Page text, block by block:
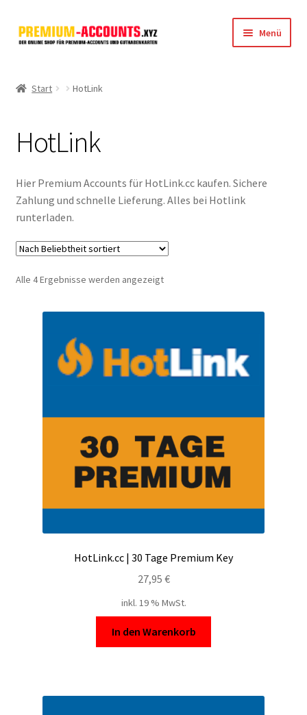
Zur
Navigation
Zum
Inhalt
Menü
FileJoker
Depositfiles
TakeFile
FileFox.cc
Xubster
File.al
Start HotLink
HotLink
Hier Premium Accounts für HotLink.cc kaufen. Sichere
Zahlung und schnelle Lieferung. Alles bei Hotlink
runterladen.
Alle 4 Ergebnisse werden angezeigtNach
sortiert
HotLink.cc | 30 Tage Premium Key
27,95 €
inkl. 19 % MwSt.
In den Warenkorb